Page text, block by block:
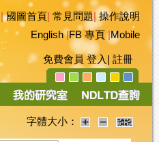
|國圖首頁 常見問題|操作說明
English|FB 專頁|Mobile
免費會員 登入 註冊
字體大小：